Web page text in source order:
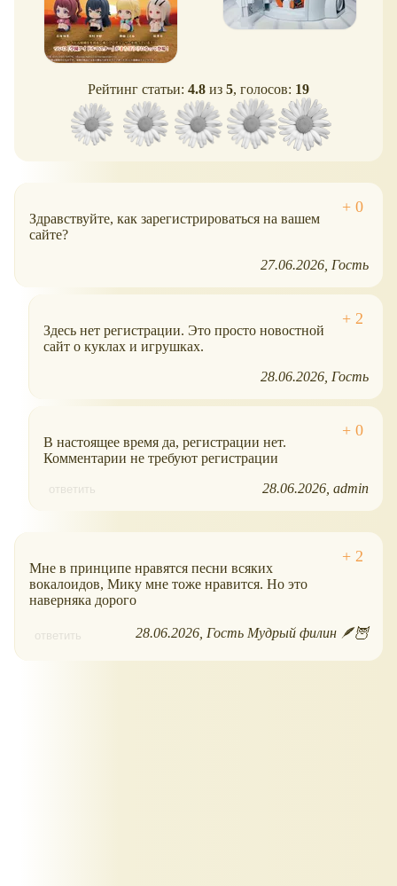
Рейтинг статьи: 4.8 из 5, голосов: 19
Здравствуйте, как зарегистрироваться на вашем
сайте?
27.06.2026 Гость
Здесь нет регистрации. Это просто новостной
сайт о куклах и игрушках.
28.06.2026 Гость
В настоящее время да, регистрации нет.
Комментарии не требуют регистрации
ответить 28.06.2026 admin
Мне в принципе нравятся песни всяких
вокалоидов, Мику мне тоже нравится. Но это
наверняка дорого
ответить 28.06.2026 Гость Мудрый филин 🪶🦉